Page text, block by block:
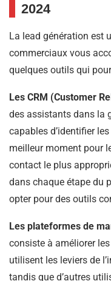
2024
La lead génération est
commerciaux vous
quelques outils qui
Les CRM (Customer
des assistants dans la
capables d’identifier
meilleur moment pour
contact le plus
dans chaque étape du
opter pour des outils
Les plateformes de
consiste à améliorer
utilisent les leviers de
tandis que d’autres